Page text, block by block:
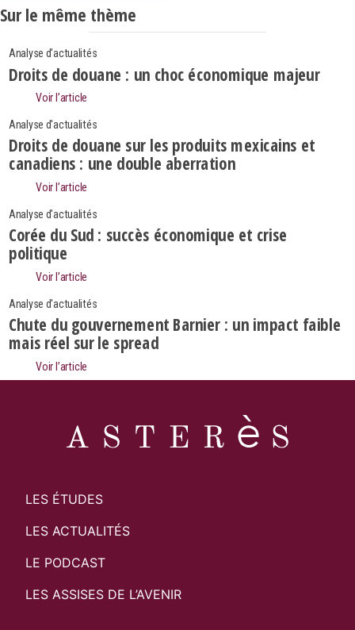
Sur le même thème
Analyse d'actualités
Droits de douane : un choc économique majeur
Voir l’article
Analyse d'actualités
Droits de douane sur les produits mexicains et
canadiens : une double aberration
Voir l’article
Analyse d'actualités
Corée du Sud : succès économique et crise
politique
Voir l’article
Analyse d'actualités
Chute du gouvernement Barnier : un impact faible
mais réel sur le spread
Voir l’article
LES ÉTUDES
LES ACTUALITÉS
LE PODCAST
LES ASSISES DE L’AVENIR
Search